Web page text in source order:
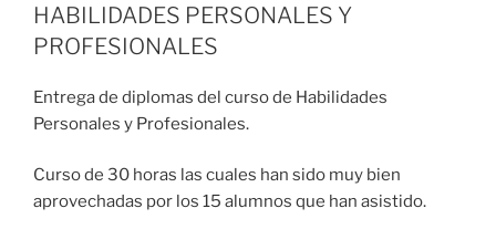
HABILIDADES PERSONALES Y
PROFESIONALES
Entrega de diplomas del curso de Habilidades
Personales y Profesionales.
Curso de 30 horas las cuales han sido muy bien
aprovechadas por los 15 alumnos que han asistido.